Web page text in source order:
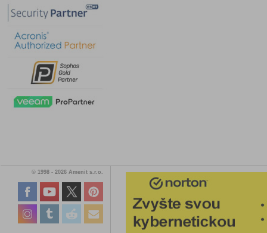
© 1998 - 2026 Amenit s.r.o.